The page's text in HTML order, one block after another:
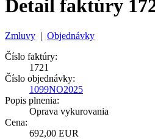
Detail faktúry
Zmluvy | Objednávky
Číslo faktúry:
1721
Číslo objednávky:
1099NO2025
Popis plnenia:
Oprava vykurovania
Cena:
692,00 EUR